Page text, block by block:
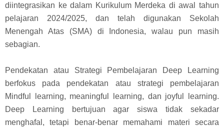
diintegrasikan ke dalam Kurikulum Merdeka di awal tahun
pelajaran 2024/2025, dan telah digunakan Sekolah
Menengah Atas (SMA) di Indonesia, walau pun masih
sebagian.
Pendekatan atau Strategi Pembelajaran Deep Learning
berfokus pada pendekatan atau strategi pembelajaran
Mindful learning, meaningful learning, dan joyful learning.
Deep Learning bertujuan agar siswa tidak sekadar
menghafal, tetapi benar-benar memahami materi secara